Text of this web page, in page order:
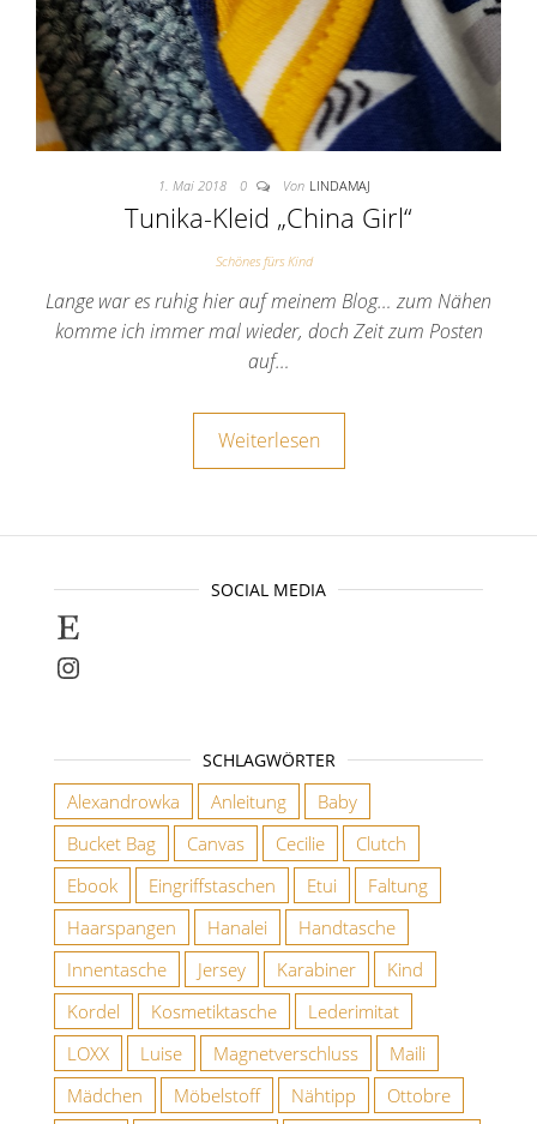
1. Mai 2018 0 Von LINDAMAJ
Tunika-Kleid „China Girl“
Schönes fürs Kind
Lange war es ruhig hier auf meinem Blog… zum Nähen
komme ich immer mal wieder, doch Zeit zum Posten
auf…
Weiterlesen
SOCIAL MEDIA
Selbstgenähte Unikate findet ihr bei
Instagram
SCHLAGWÖRTER
Alexandrowka Anleitung
Baby
Bucket Bag
Canvas Cecilie
Clutch
Ebook
Eingriffstaschen Etui
Faltung
Haarspangen
Hanalei
Handtasche
Innentasche
Jersey Karabiner
Kind
Kordel
Kosmetiktasche
Lederimitat
LOXX
Luise Magnetverschluss
Maili
Mädchen
Möbelstoff Nähtipp
Ottobre